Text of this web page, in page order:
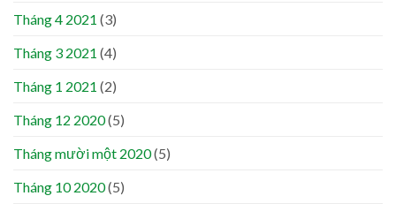
Tháng 4 2021 (3)
Tháng 3 2021 (4)
Tháng 1 2021 (2)
Tháng 12 2020(5)
Tháng mười một 2020(5)
Tháng 10 2020(5)